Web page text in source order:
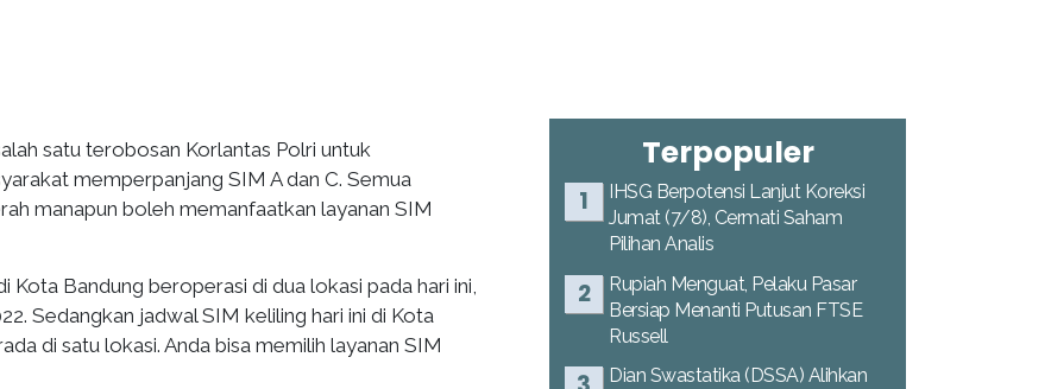
satu terobosan Korlantas Polri untuk
memperpanjang SIM A dan C. Semua
manapun boleh memanfaatkan layanan SIM
Kota Bandung beroperasi di dua lokasi pada hari ini,
Sedangkan jadwal SIM keliling hari ini di Kota
di satu lokasi. Anda bisa memilih layanan SIM
Terpopuler
IHSG Berpotensi Lanjut Koreksi
Jumat (7/8), Cermati Saham
Pilihan Analis
Rupiah Menguat, Pelaku Pasar
Bersiap Menanti Putusan FTSE
Russell
Dian Swastatika (DSSA) Alihkan